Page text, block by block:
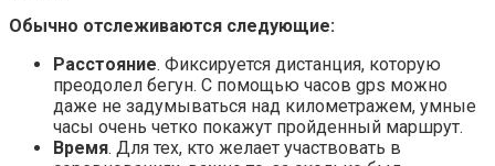
Обычно отслеживаются следующие:
Расстояние. Фиксируется дистанция, которую
преодолел бегун. С помощью часов gps можно
даже не задумываться над километражем, умные
часы очень четко покажут пройденный маршрут.
Время. Для тех, кто желает участвовать в